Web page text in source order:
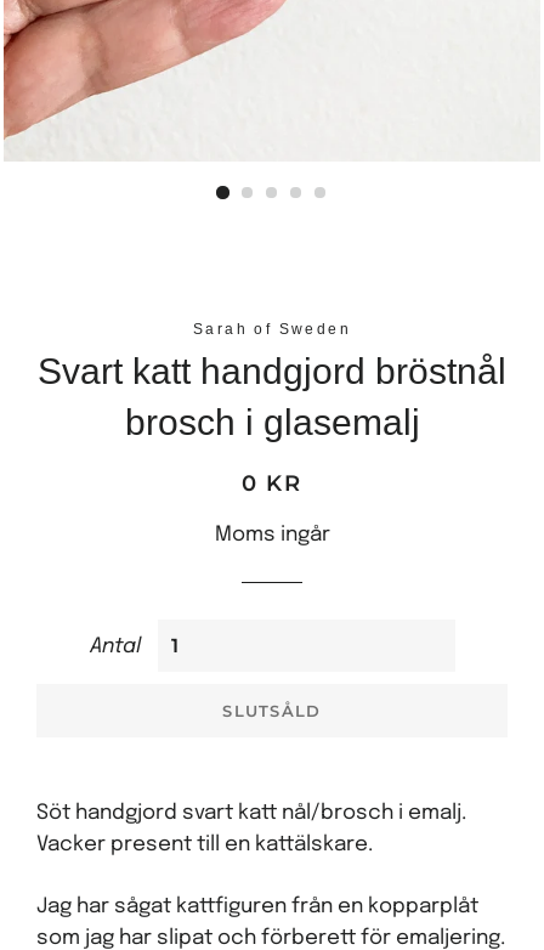
Sarah of Sweden
Svart katt handgjord bröstnål
brosch i glasemalj
Ordinariepris
Reapris
0 KR
Moms ingår
Antal
SLUTSÅLD
Söt handgjord svart katt nål/brosch i emalj.
Vacker present till en kattälskare.
Jag har sågat kattfiguren från en kopparplåt
som jag har slipat och förberett för emaljering.